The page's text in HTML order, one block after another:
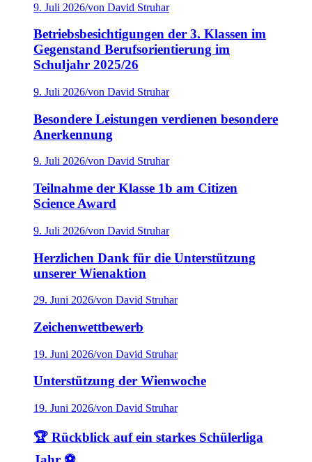
9. Juli 2026/von David Struhar
Betriebsbesichtigungen der 3. Klassen im
Gegenstand Berufsorientierung im
Schuljahr 2025/26
9. Juli 2026/von David Struhar
Besondere Leistungen verdienen besondere
Anerkennung
9. Juli 2026/von David Struhar
Teilnahme der Klasse 1b am Citizen
Science Award
9. Juli 2026/von David Struhar
Herzlichen Dank für die Unterstützung
unserer Wienaktion
29. Juni 2026/von David Struhar
Zeichenwettbewerb
19. Juni 2026/von David Struhar
Unterstützung der Wienwoche
19. Juni 2026/von David Struhar
🏆 Rückblick auf ein starkes Schülerliga